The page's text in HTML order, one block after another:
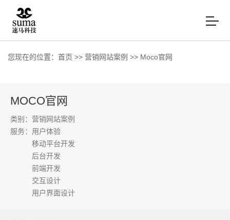
您现在的位置： 首页 >> 营销网站案例 >> Moco官网
MOCO官网
类别：营销网站案例
服务： 用户体验
移动平台开发
后台开发
前端开发
交互设计
用户界面设计